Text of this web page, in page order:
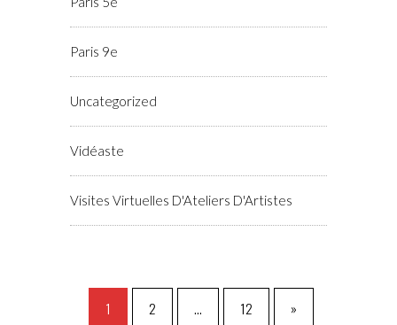
Paris 9e
Uncategorized
Vidéaste
Visites Virtuelles D'Ateliers D'Artistes
1 2 … 12 »